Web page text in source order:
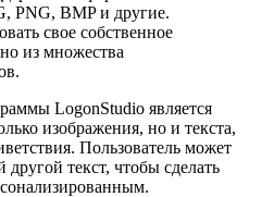
PNG, BMP и другие.
свое собственное
из множества
LogonStudio является
изображения, но и текста,
Пользователь может
текст, чтобы сделать